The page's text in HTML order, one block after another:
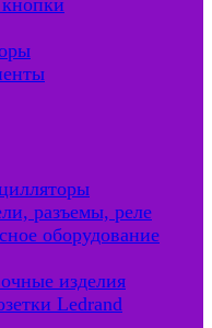
разъемы, реле
оборудование
изделия
Ledrand